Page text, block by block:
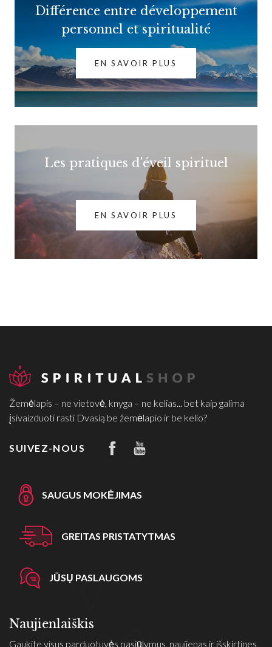
Différence entre développement
personnel et spiritualité
EN SAVOIR PLUS
Les pratiques d'éveil spirituel
EN SAVOIR PLUS
Žemėlapis – ne vietovė, knyga – ne kelias... bet kaip galima
įsivaizduoti rasti Dvasią be žemėlapio ir be kelio?
SUIVEZ-NOUS
SAUGUS MOKĖJIMAS
GREITAS PRISTATYTMAS
JŪSŲ PASLAUGOMS
Naujienlaiškis
Gaukite visus parduotuvės pasiūlymus, naujienas ir išskirtines